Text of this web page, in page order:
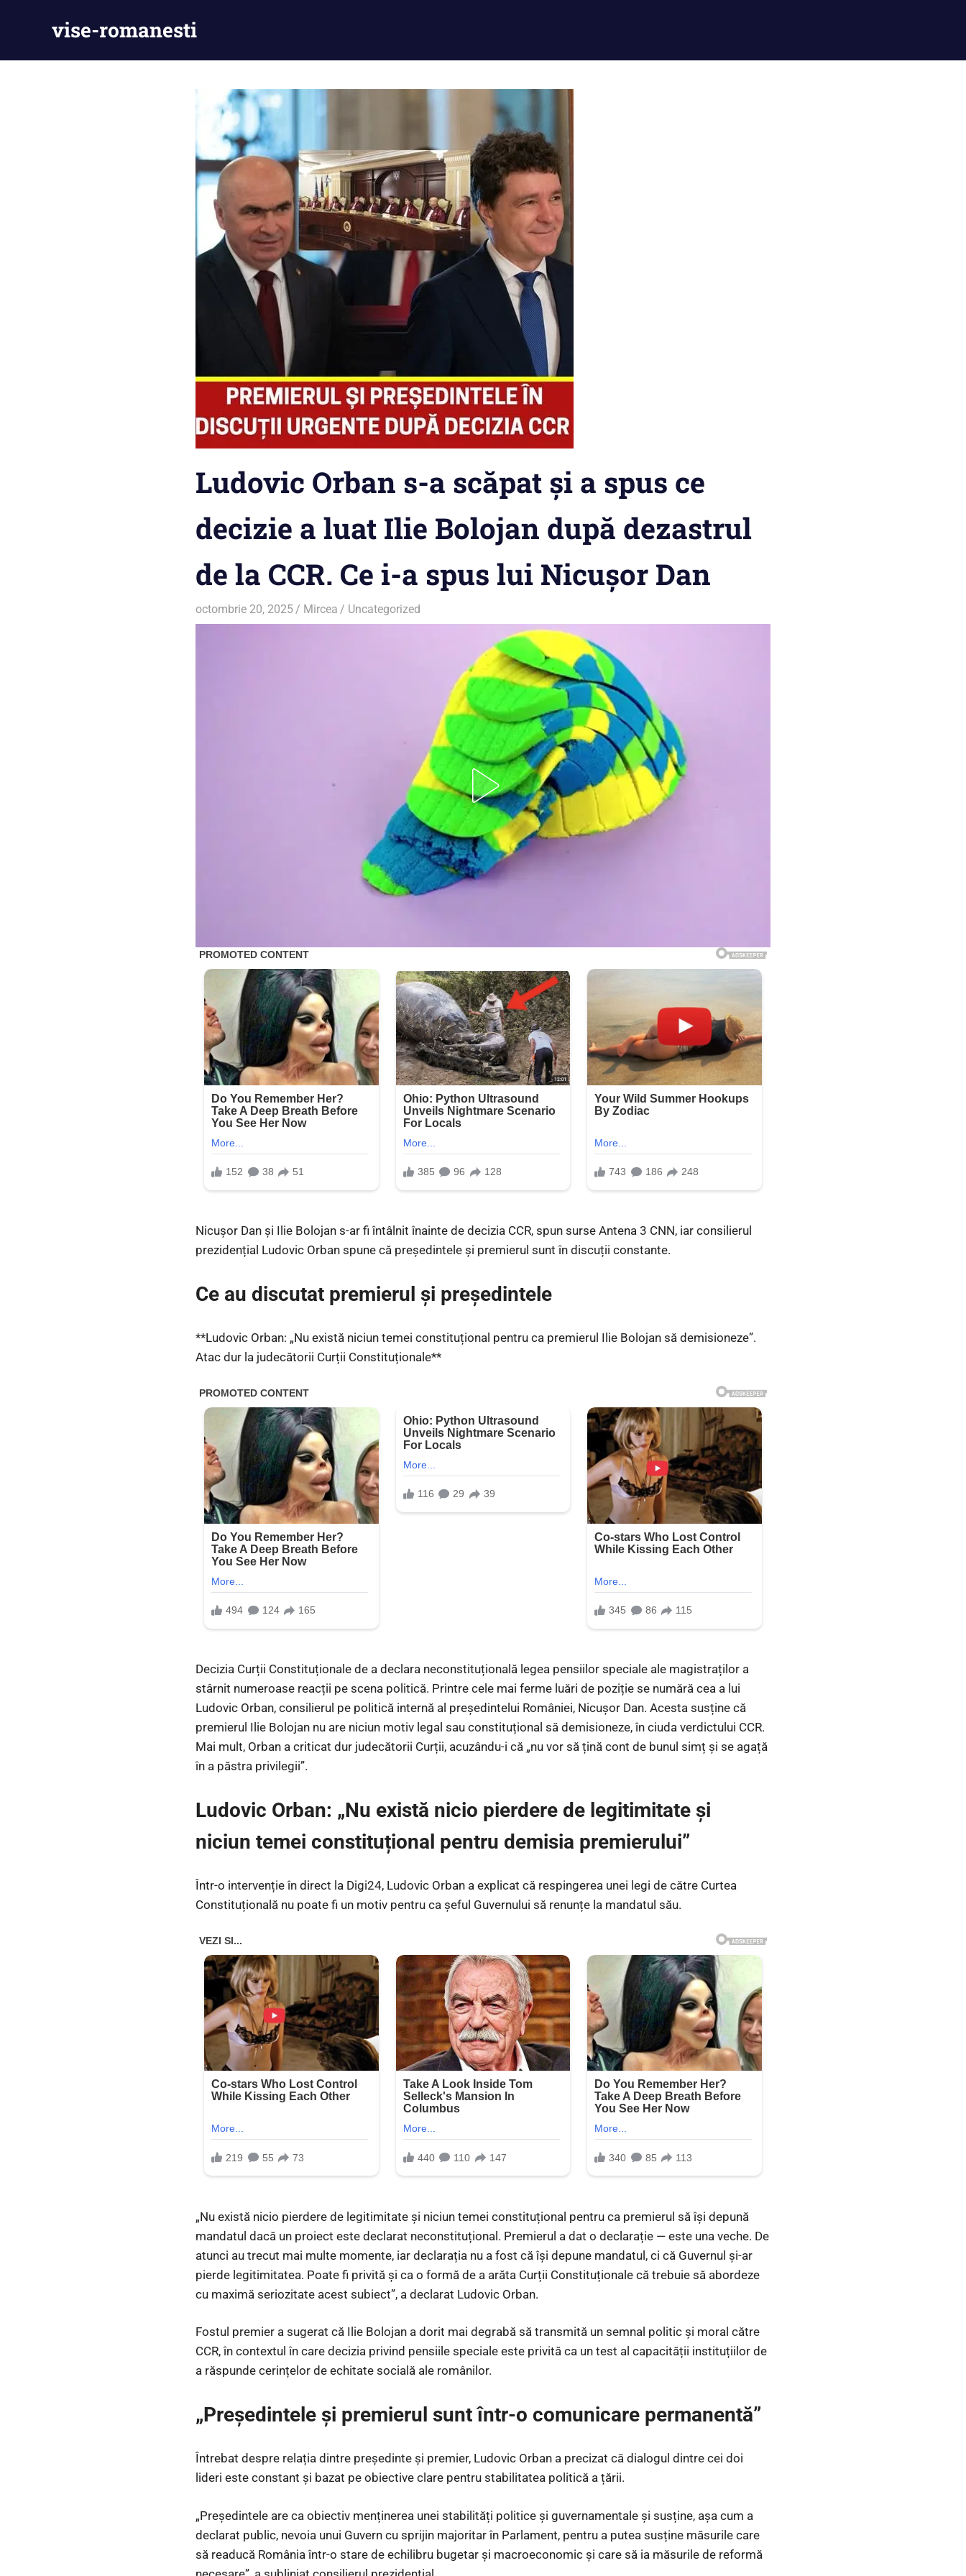
vise-romanesti
Ludovic Orban s-a scăpat și a spus ce
decizie a luat Ilie Bolojan după dezastrul
de la CCR. Ce i-a spus lui Nicușor Dan
octombrie 20, 2025 Mircea Uncategorized
Nicușor Dan și Ilie Bolojan s-ar fi întâlnit înainte de decizia CCR, spun surse Antena 3 CNN, iar consilierul
prezidențial Ludovic Orban spune că președintele și premierul sunt în discuții constante.
Ce au discutat premierul și președintele
**Ludovic Orban: „Nu există niciun temei constituțional pentru ca premierul Ilie Bolojan să demisioneze”.
Atac dur la judecătorii Curții Constituționale**
Decizia Curții Constituționale de a declara neconstituțională legea pensiilor speciale ale magistraților a
stârnit numeroase reacții pe scena politică. Printre cele mai ferme luări de poziție se numără cea a lui
Ludovic Orban, consilierul pe politică internă al președintelui României, Nicușor Dan. Acesta susține că
premierul Ilie Bolojan nu are niciun motiv legal sau constituțional să demisioneze, în ciuda verdictului CCR.
Mai mult, Orban a criticat dur judecătorii Curții, acuzându-i că „nu vor să țină cont de bunul simț și se agață
în a păstra privilegii”.
Ludovic Orban: „Nu există nicio pierdere de legitimitate și
niciun temei constituțional pentru demisia premierului”
Într-o intervenție în direct la Digi24, Ludovic Orban a explicat că respingerea unei legi de către Curtea
Constituțională nu poate fi un motiv pentru ca șeful Guvernului să renunțe la mandatul său.
„Nu există nicio pierdere de legitimitate și niciun temei constituțional pentru ca premierul să își depună
mandatul dacă un proiect este declarat neconstituțional. Premierul a dat o declarație — este una veche. De
atunci au trecut mai multe momente, iar declarația nu a fost că își depune mandatul, ci că Guvernul și-ar
pierde legitimitatea. Poate fi privită și ca o formă de a arăta Curții Constituționale că trebuie să abordeze
cu maximă seriozitate acest subiect”, a declarat Ludovic Orban.
Fostul premier a sugerat că Ilie Bolojan a dorit mai degrabă să transmită un semnal politic și moral către
CCR, în contextul în care decizia privind pensiile speciale este privită ca un test al capacității instituțiilor de
a răspunde cerințelor de echitate socială ale românilor.
„Președintele și premierul sunt într-o comunicare permanentă”
Întrebat despre relația dintre președinte și premier, Ludovic Orban a precizat că dialogul dintre cei doi
lideri este constant și bazat pe obiective clare pentru stabilitatea politică a țării.
„Președintele are ca obiectiv menținerea unei stabilități politice și guvernamentale și susține, așa cum a
declarat public, nevoia unui Guvern cu sprijin majoritar în Parlament, pentru a putea susține măsurile care
să readucă România într-o stare de echilibru bugetar și macroeconomic și care să ia măsurile de reformă